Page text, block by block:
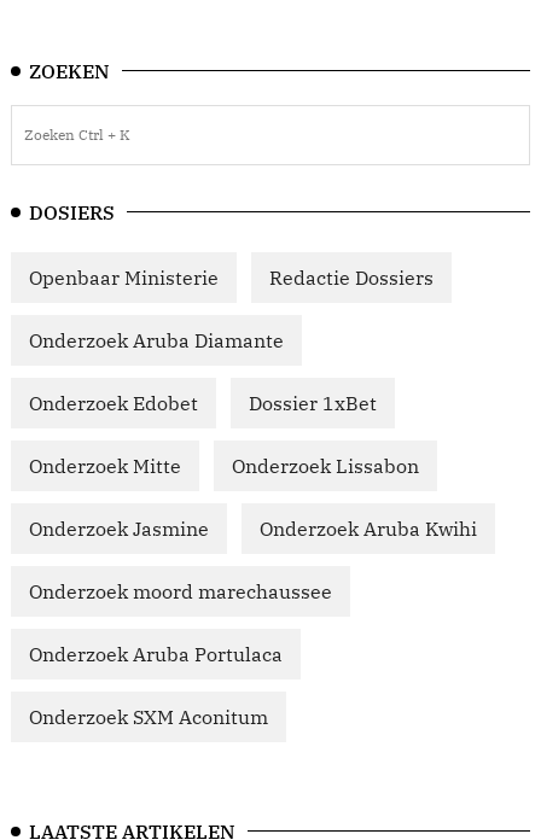
ZOEKEN
DOSIERS
Openbaar Ministerie Redactie Dossiers
Onderzoek Aruba Diamante
Onderzoek Edobet Dossier 1xBet
Onderzoek Mitte Onderzoek Lissabon
Onderzoek Jasmine Onderzoek Aruba Kwihi
Onderzoek moord marechaussee
Onderzoek Aruba Portulaca
Onderzoek SXM Aconitum
LAATSTE ARTIKELEN